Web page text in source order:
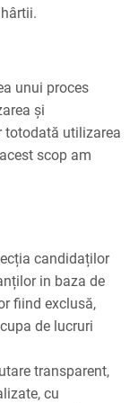
unui proces
și
totodată utilizarea
scop am
candidaților
in baza de
fiind exclusă,
de lucruri
transparent,
cu